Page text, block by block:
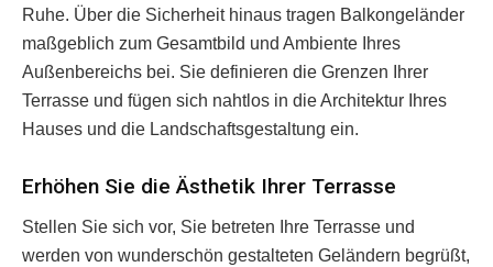
Ruhe. Über die Sicherheit hinaus tragen Balkongeländer
maßgeblich zum Gesamtbild und Ambiente Ihres
Außenbereichs bei. Sie definieren die Grenzen Ihrer
Terrasse und fügen sich nahtlos in die Architektur Ihres
Hauses und die Landschaftsgestaltung ein.
Erhöhen Sie die Ästhetik Ihrer Terrasse
Stellen Sie sich vor, Sie betreten Ihre Terrasse und
werden von wunderschön gestalteten Geländern begrüßt,